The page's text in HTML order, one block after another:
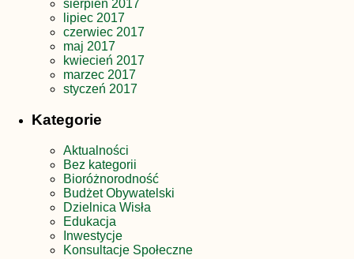
sierpień 2017
lipiec 2017
czerwiec 2017
maj 2017
kwiecień 2017
marzec 2017
styczeń 2017
Kategorie
Aktualności
Bez kategorii
Bioróżnorodność
Budżet Obywatelski
Dzielnica Wisła
Edukacja
Inwestycje
Konsultacje Społeczne